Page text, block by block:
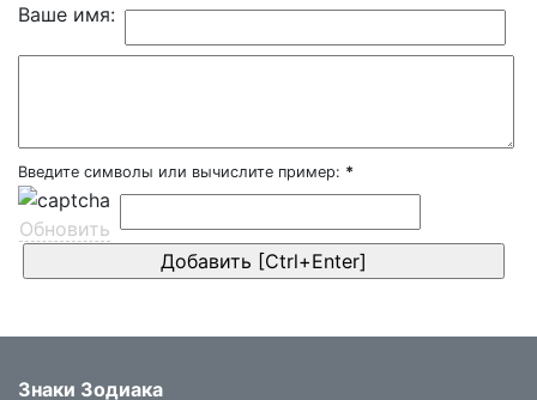
Ваше имя:
Введите символы или вычислите пример: *
Обновить
Знаки Зодиака